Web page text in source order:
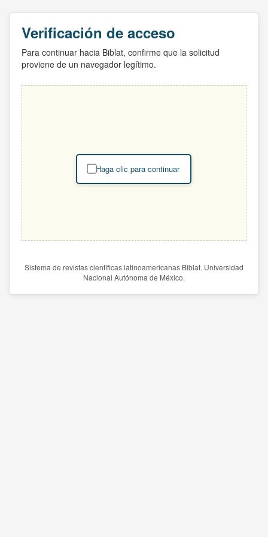
Verificación de acceso
Para continuar hacia Biblat, confirme que la solicitud
proviene de un navegador legítimo.
Haga clic para continuar
Sistema de revistas científicas latinoamericanas Biblat. Universidad
Nacional Autónoma de México.